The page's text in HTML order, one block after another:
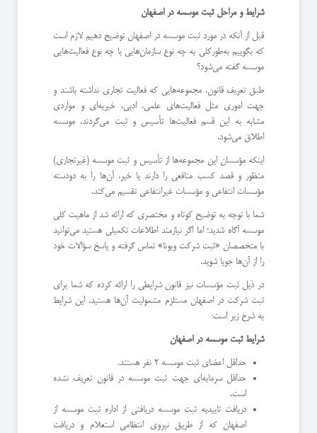
شرایط و مراحل ثبت موسسه در اصفهان
قبل از آنکه در مورد ثبت موسسه در اصفهان توضیح دهیم لازم است
که بگوییم به‌طورکلی به چه نوع سازمان‌هایی با چه نوع فعالیت‌هایی
موسسه گفته می‌شود؟
طبق تعریف قانون، مجموعه‌هایی که فعالیت تجاری نداشته باشند و
جهت اموری مثل فعالیت‌های علمی، ادبی، خیریه‌ای و مواردی
مشابه به این قسم فعالیت‌ها تأسیس و ثبت می‌گردند، موسسه
اطلاق می‌شود.
اینکه مؤسسان این مجموعه‌ها از تأسیس و ثبت موسسه (غیرتجاری)
منظور و قصد کسب منافعی را دارند یا خیر، آن‌ها را به دودسته
مؤسسات انتفاعی و مؤسسات غیرانتفاعی تقسیم می‌کند.
شما با توجه به توضیح کوتاه و مختصری که ارائه شد از ماهیت کلی
موسسه آگاه شدید؛ اما اگر نیازمند اطلاعات تکمیلی هستید می‌توانید
با متخصصان «ثبت شرکت ویونا» تماس گرفته و پاسخ سؤالات خود
را از آن‌ها جویا شوید.
در ذیل ثبت مؤسسات نیز قانون شرایطی را ارائه کرده که شما برای
ثبت شرکت در اصفهان مستلزم مشمولیت آن‌ها هستید. این شرایط
به شرح زیر است:
شرایط ثبت موسسه در اصفهان
حداقل اعضای ثبت موسسه 2 نفر هستند.
حداقل سرمایه‌ای جهت ثبت موسسه در قانون تعریف نشده
است.
دریافت تاییدیه ثبت موسسه دریافتی از اداره ثبت موسسه از
اصفهان که از طریق نیروی انتظامی استعلام و دریافت